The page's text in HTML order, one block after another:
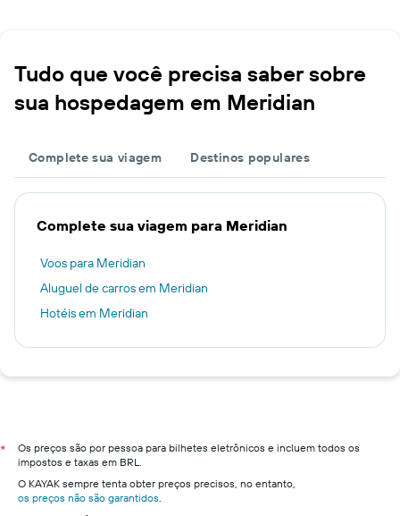
Tudo que você precisa saber sobre
sua hospedagem em Meridian
Complete sua viagem Destinos populares
Complete sua viagem para Meridian
Voos para Meridian
Aluguel de carros em Meridian
Hotéis em Meridian
*
Os preços são por pessoa para bilhetes eletrônicos e incluem todos os
impostos e taxas em BRL.
O KAYAK sempre tenta obter preços precisos, no entanto,
os preços não são garantidos.